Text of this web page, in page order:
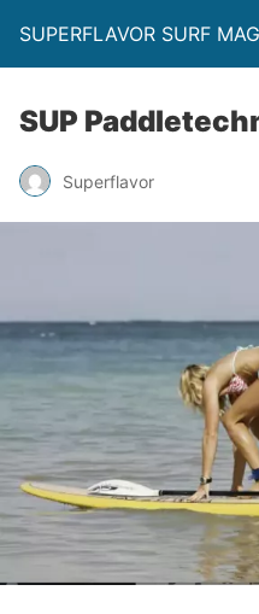
SUPERFLAVOR SURF
SUP
Superflavor